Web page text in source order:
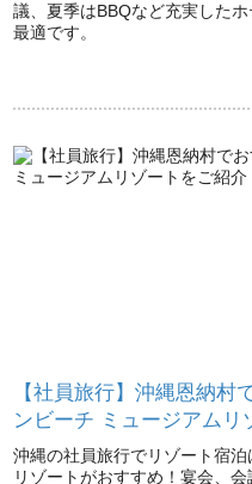
議、夏季はBBQなど充実した
最適です。
【社員旅行】沖縄恩納村
ンビーチ ミュージアムリ
沖縄の社員旅行でリゾート宿
リゾートがおすすめ！宴会、